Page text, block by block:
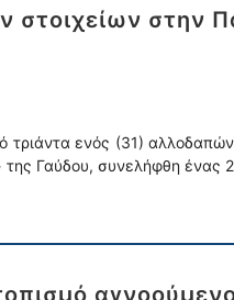
στην
τριάντα ενός (31)
της Γαύδου, συνελήφθη